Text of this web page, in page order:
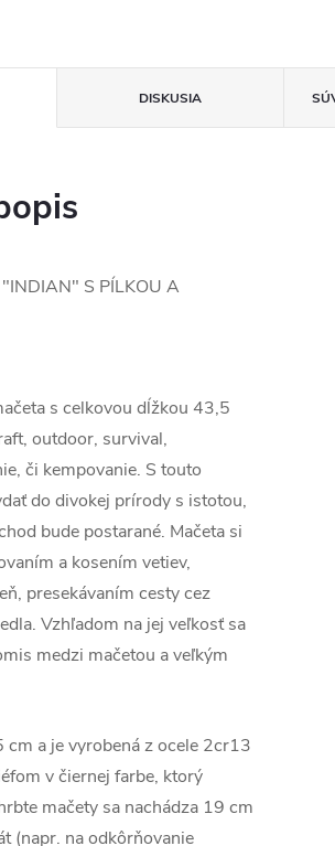
DISKUSIA
S PÍLKOU A
s celkovou dĺžkou 43,5
outdoor, survival,
či kempovanie. S touto
do divokej prírody s istotou,
bude postarané. Mačeta si
a kosením vetiev,
presekávaním cesty cez
Vzhľadom na jej veľkosť sa
medzi mačetou a veľkým
cm a je vyrobená z ocele 2cr13
v čiernej farbe, ktorý
mačety sa nachádza 19 cm
(napr. na odkôrňovanie